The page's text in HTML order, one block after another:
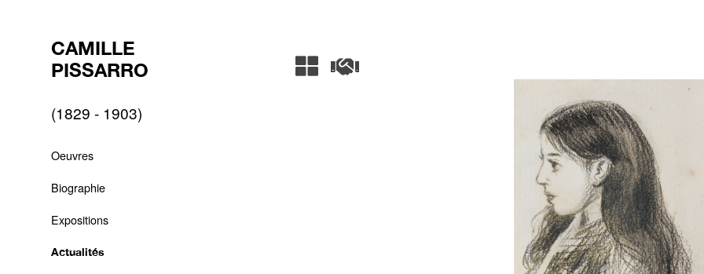
CAMILLE
PISSARRO
(1829 - 1903)
Oeuvres
Biographie
Expositions
Actualités